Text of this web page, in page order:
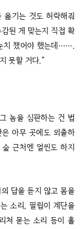
옮기는 것도 허락해줘
된 게 맞는지 직접 확
치 챘어야 했는데…….
못할 거다.”
놈을 심판하는 건 법
아무 곳에도 외출하
근처엔 얼씬도 하지
답을 듣지 않고 몸을
소리, 필립이 계단을
쳐 묻는 소리 등이 홀